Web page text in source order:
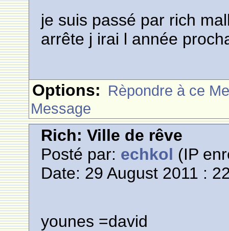
je suis passé par rich
arrête j irai l année
Options: Rèpondre à ce
Message
Rich: Ville de rêve
Posté par: echkol (IP
Date: 29 August 2011 :
younes =david